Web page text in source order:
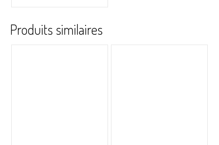
Produits similaires